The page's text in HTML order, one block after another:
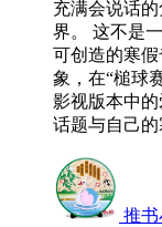
充满会说话
界。 这不是
可创造的寒
象，在“槌球
影视版本中
话题与自己
推书